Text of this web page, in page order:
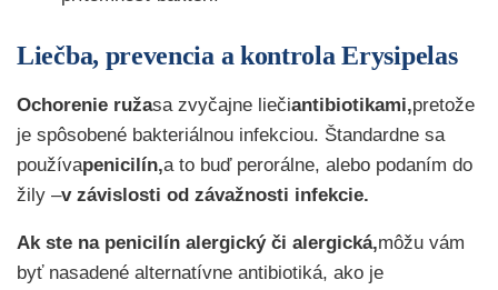
Liečba, prevencia a kontrola Erysipelas
Ochorenie ružasa zvyčajne liečiantibiotikami,pretože
je spôsobené bakteriálnou infekciou. Štandardne sa
používapenicilín,a to buď perorálne, alebo podaním do
žily –v závislosti od závažnosti infekcie.
Ak ste na penicilín alergický či alergická,môžu vám
byť nasadené alternatívne antibiotiká, ako je